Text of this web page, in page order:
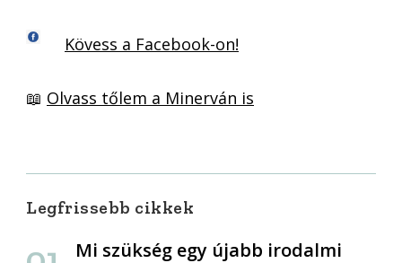
Kövess a Facebook-on!
📖 Olvass tőlem a Minerván is
Legfrissebb cikkek
Mi szükség egy újabb irodalmi